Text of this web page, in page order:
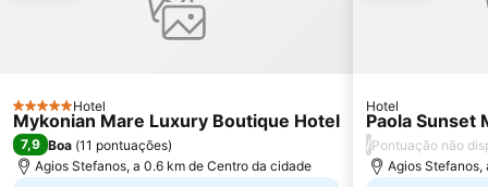
5 EstrelasHotel
Mykonian Mare Luxury Boutique Hotel
7,9 Boa (11 pontuações)
Agios Stefanos, a 0.6 km de Centro da cidade
Hotel
Paola Sunset
/Pontuação não
Agios Stefanos,